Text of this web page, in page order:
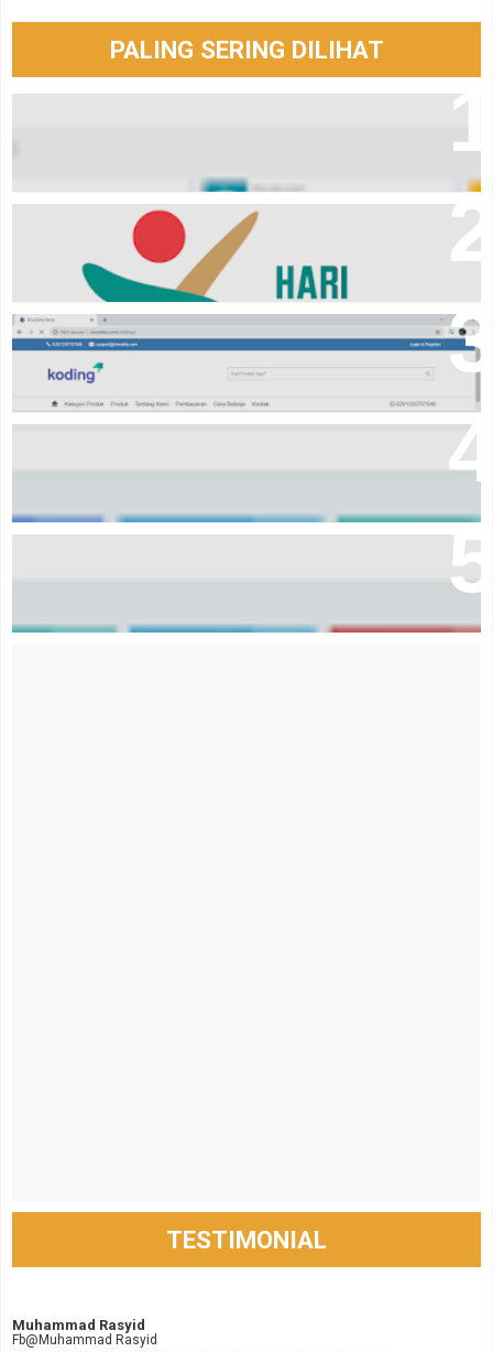
PALING SERING DILIHAT
Logo hari santri tahun 2024
Source code online shop dengan codeigniter
TESTIMONIAL
Muhammad Rasyid
Fb@Muhammad Rasyid